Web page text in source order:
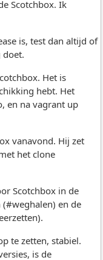
Scotchbox. Ik
is, test dan altijd of
doet.
Het is
hebt. Het
en na vagrant up
vanavond. Hij zet
het clone
Scotchbox in de
(#weghalen) en de
te zetten, stabiel.
is de